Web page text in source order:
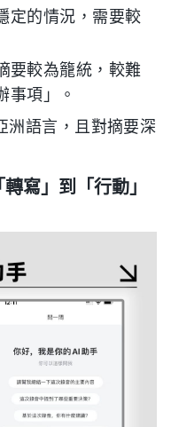
定的情況，需要較
要較為籠統，較難
事項」。
洲語言，且對摘要深
寫」到「行動」